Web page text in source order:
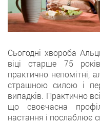
Сьогодні хвороба
віці старше 75
практично непомітні,
страшною силою і
випадків. Практично
що своєчасна
настання і послаблює